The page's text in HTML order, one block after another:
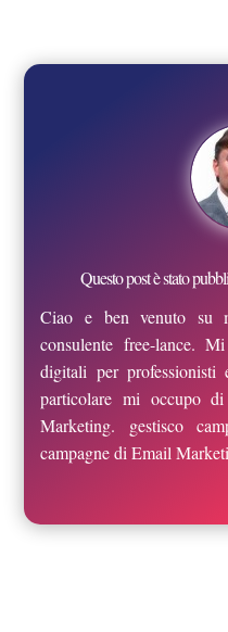
Questo post è stato
Ciao e ben venuto su
consulente free-lance.
digitali per
particolare mi occupo
Marketing. gestisco
campagne di Email